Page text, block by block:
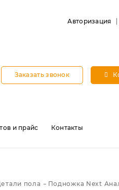
Авторизация
Заказать звонок
и прайс Контакты
пола Подножка Next